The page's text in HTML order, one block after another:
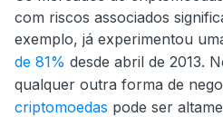
com riscos associados
exemplo, já experimentou
de 81% desde abril de 2013.
qualquer outra forma de
criptomoedas pode ser